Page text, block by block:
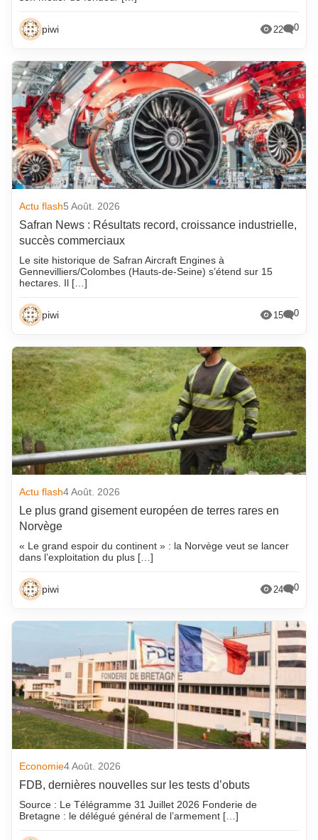
piwi 22 0
Actu flash5 Août. 2026
Safran News : Résultats record, croissance industrielle,
succès commerciaux
Le site historique de Safran Aircraft Engines à
Gennevilliers/Colombes (Hauts-de-Seine) s’étend sur 15
hectares. Il […]
piwi 15 0
Actu flash4 Août. 2026
Le plus grand gisement européen de terres rares en
Norvège
« Le grand espoir du continent » : la Norvège veut se lancer
dans l’exploitation du plus […]
piwi 24 0
Economie4 Août. 2026
FDB, dernières nouvelles sur les tests d’obuts
Source : Le Télégramme 31 Juillet 2026 Fonderie de
Bretagne : le délégué général de l’armement […]